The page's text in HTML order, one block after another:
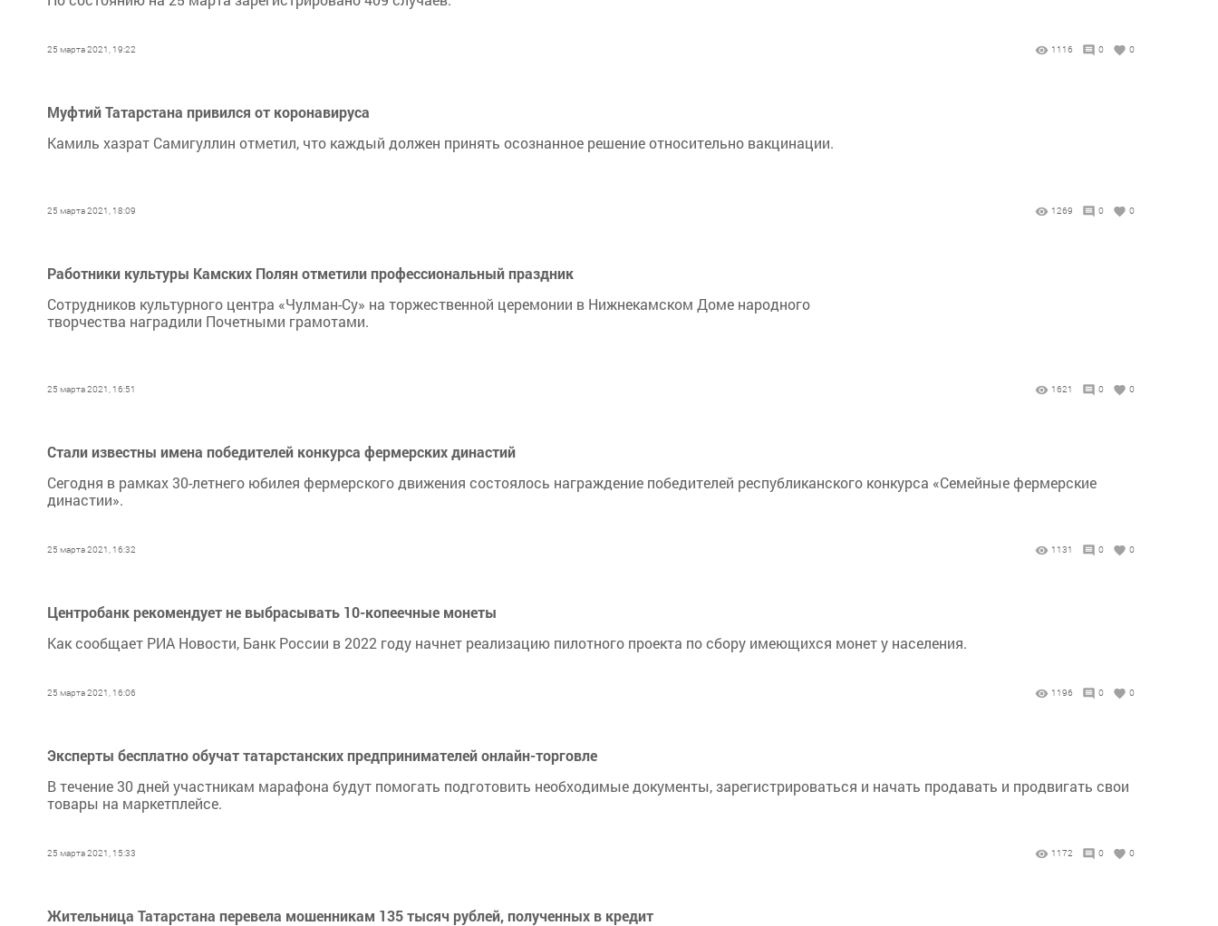
25 марта 2021, 19:22 1116 0 0
Муфтий Татарстана привился от коронавируса
Камиль хазрат Самигуллин отметил, что каждый должен принять осознанное решение относительно вакцинации.
25 марта 2021, 18:09 1269 0 0
Работники культуры Камских Полян отметили профессиональный праздник
Сотрудников культурного центра «Чулман-Су» на торжественной церемонии в Нижнекамском Доме народного
творчества наградили Почетными грамотами.
25 марта 2021, 16:51 1621 0 0
Стали известны имена победителей конкурса фермерских династий
Сегодня в рамках 30-летнего юбилея фермерского движения состоялось награждение победителей республиканского конкурса «Семейные фермерские
династии».
25 марта 2021, 16:32 1131 0 0
Центробанк рекомендует не выбрасывать 10-копеечные монеты
Как сообщает РИА Новости, Банк России в 2022 году начнет реализацию пилотного проекта по сбору имеющихся монет у населения.
25 марта 2021, 16:06 1196 0 0
Эксперты бесплатно обучат татарстанских предпринимателей онлайн-торговле
В течение 30 дней участникам марафона будут помогать подготовить необходимые документы, зарегистрироваться и начать продавать и продвигать свои
товары на маркетплейсе.
25 марта 2021, 15:33 1172 0 0
Жительница Татарстана перевела мошенникам 135 тысяч рублей, полученных в кредит